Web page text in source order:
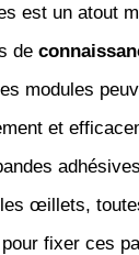
est un atout
de
modules
et
œillets,
fixer ces